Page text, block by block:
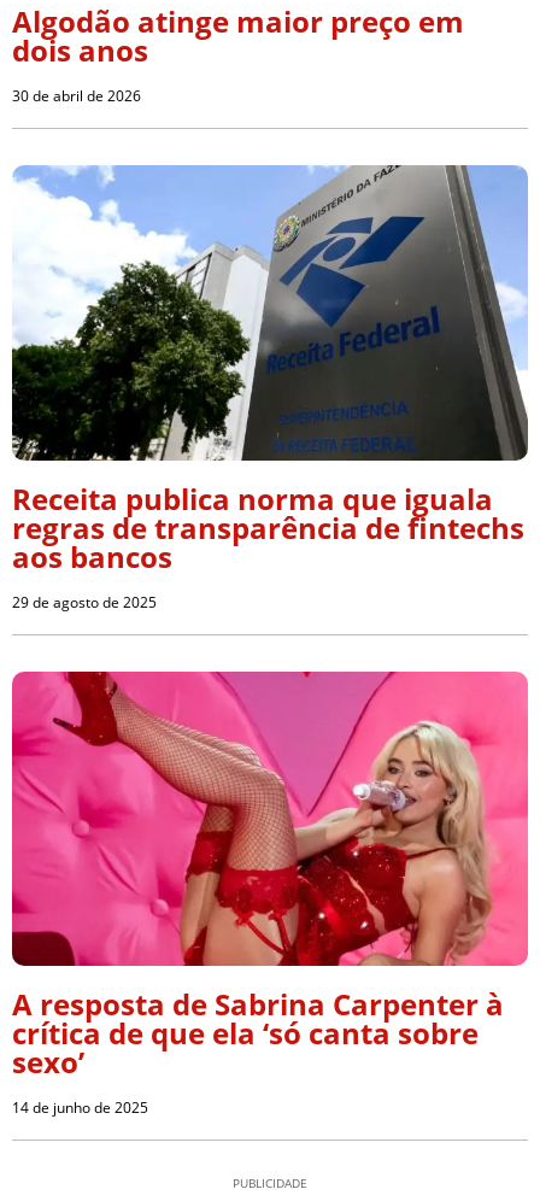
Algodão atinge maior preço em
dois anos
30 de abril de 2026
Receita publica norma que iguala
regras de transparência de fintechs
aos bancos
29 de agosto de 2025
A resposta de Sabrina Carpenter à
crítica de que ela ‘só canta sobre
sexo’
14 de junho de 2025
PUBLICIDADE